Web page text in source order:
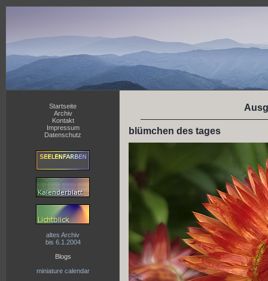
Startseite
Archiv
Kontakt
Impressum
Datenschutz
altes Archiv
bis 6.1.2004
Blogs
miniature calendar
blümchen des tages